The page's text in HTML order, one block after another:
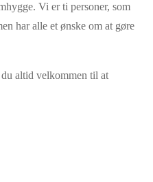
Vi er ti personer, som
har alle et ønske om at gøre
altid velkommen til at